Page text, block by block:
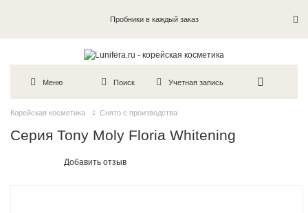
Пробники в каждый заказ
Меню Поиск Учетная запись
Корейская косметика Снято с производства
Серия Tony Moly Floria Whitening
Добавить отзыв